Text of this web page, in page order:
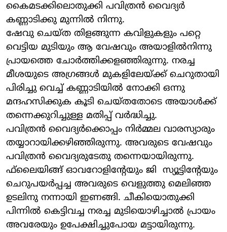
കൈമടക്കിലൊതുക്കി പവിത്രന്‍ വൈദ്യര്‍
കണ്ണാടിക്കു മുന്നില്‍ നിന്നു.
ഷേവു ചെയ്ത തിളങ്ങുന്ന കവിളുകളും പറ്റെ
വെട്ടിയ മുടിയും ആ വേഷവും അയാളില്‍നിന്നു
പ്രായത്തെ ചോര്‍ത്തിക്കളഞ്ഞിരുന്നു. നരച്ച
മീശയുടെ അഗ്രങ്ങള്‍ മുകളിലേയ്ക്ക് ചെറുതായി
പിരിച്ചു വെച്ച് കണ്ണാടിയില്‍ നോക്കി ഒന്നു
മന്ദഹസിക്കുക കൂടി ചെയ്തതോടെ അയാള്‍ക്ക്
തന്നെക്കുറിച്ചുള്ള മതിപ്പ് വര്‍ദ്ധിച്ചു.
പവിത്രന്‍ വൈദ്യര്‍ക്കൊപ്പം നിര്‍മ്മല വാരസ്യാരും
തയ്യാറായിക്കഴിഞ്ഞിരുന്നു. അവരുടെ വേഷവും
പവിത്രന്‍ വൈദ്യരുടേതു തന്നെയായിരുന്നു.
ഫ്‌ലൈയിങ്ങ് ഓവറോളിന്റേയും ജി സ്യൂട്ടിന്റേയും
ചെറുപയര്‍പ്പച്ച അവരുടെ വെളുത്തു മെലിഞ്ഞ
ഉടലിനു നന്നായി ഇണങ്ങി. ചീകിയൊതുക്കി
പിന്നില്‍ കെട്ടിവച്ച നരച്ച മുടിയൊഴിച്ചാല്‍ പ്രായം
അവരേയും ഉപേക്ഷിച്ചുപോയ മട്ടായിരുന്നു.